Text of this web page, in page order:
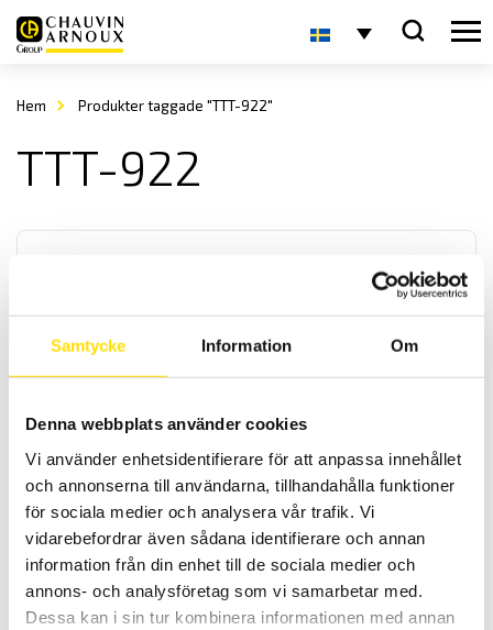
Samtycke Information Om
Denna webbplats använder cookies
Vi använder enhetsidentifierare för att anpassa innehållet
och annonserna till användarna, tillhandahålla funktioner
för sociala medier och analysera vår trafik. Vi
vidarebefordrar även sådana identifierare och annan
information från din enhet till de sociala medier och
annons- och analysföretag som vi samarbetar med.
Dessa kan i sin tur kombinera informationen med annan
Hem Produkter taggade "TTT-922"
TTT-922
momentnycklar och mejslar
Alluris TTT-922C5 är ett provställ för skiftnycklar och skruvmejslar
Den smidiga spännanordningen möjliggör justeringar i X-,Y- och Z-
riktning i förhållande till momentnyckeln
LÄS MER